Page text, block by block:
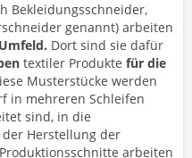
Bekleidungsschneider,
genannt) arbeiten
Dort sind sie dafür
textiler Produkte für die
Musterstücke werden
in mehreren Schleifen
sind, in die
Herstellung der
arbeiten